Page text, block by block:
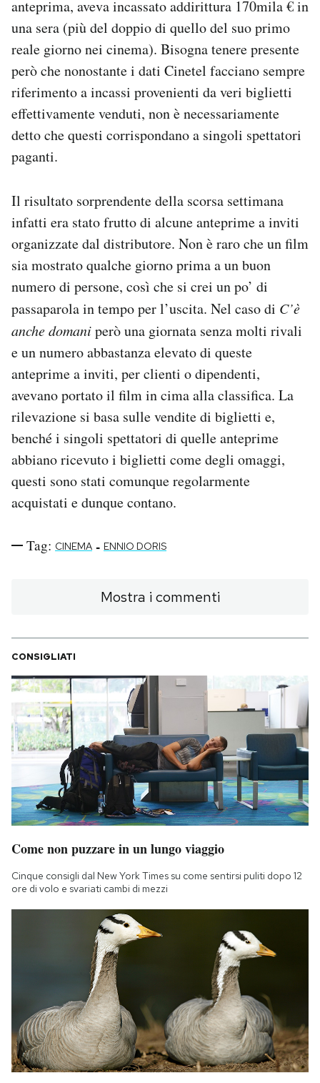
anteprima, aveva incassato addirittura 170mila € in
una sera (più del doppio di quello del suo primo
reale giorno nei cinema). Bisogna tenere presente
però che nonostante i dati Cinetel facciano sempre
riferimento a incassi provenienti da veri biglietti
effettivamente venduti, non è necessariamente
detto che questi corrispondano a singoli spettatori
paganti.
Il risultato sorprendente della scorsa settimana
infatti era stato frutto di alcune anteprime a inviti
organizzate dal distributore. Non è raro che un film
sia mostrato qualche giorno prima a un buon
numero di persone, così che si crei un po’ di
passaparola in tempo per l’uscita. Nel caso di C’è
anche domaniperò una giornata senza molti rivali
e un numero abbastanza elevato di queste
anteprime a inviti, per clienti o dipendenti,
avevano portato il film in cima alla classifica. La
rilevazione si basa sulle vendite di biglietti e,
benché i singoli spettatori di quelle anteprime
abbiano ricevuto i biglietti come degli omaggi,
questi sono stati comunque regolarmente
acquistati e dunque contano.
Tag: CINEMA - ENNIO DORIS
Mostra i commenti
CONSIGLIATI
Come non puzzare in un lungo viaggio
Cinque consigli dal New York Times su come sentirsi puliti dopo 12
ore di volo e svariati cambi di mezzi